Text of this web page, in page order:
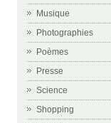
Musique
Photographies
Poèmes
Presse
Science
Shopping